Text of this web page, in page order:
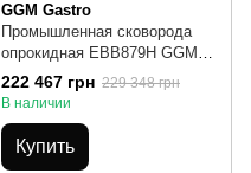
GGM Gastro
Промышленная сковорода
опрокидная EBB879H GGM
GASTRO 60л.
222 467 грн 229 348 грн
В наличии
Купить